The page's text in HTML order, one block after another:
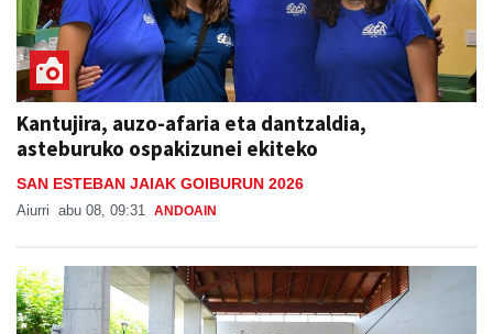
Kantujira, auzo-afaria eta dantzaldia,
asteburuko ospakizunei ekiteko
SAN ESTEBAN JAIAK GOIBURUN 2026
Aiurri abu 08, 09:31 ANDOAIN